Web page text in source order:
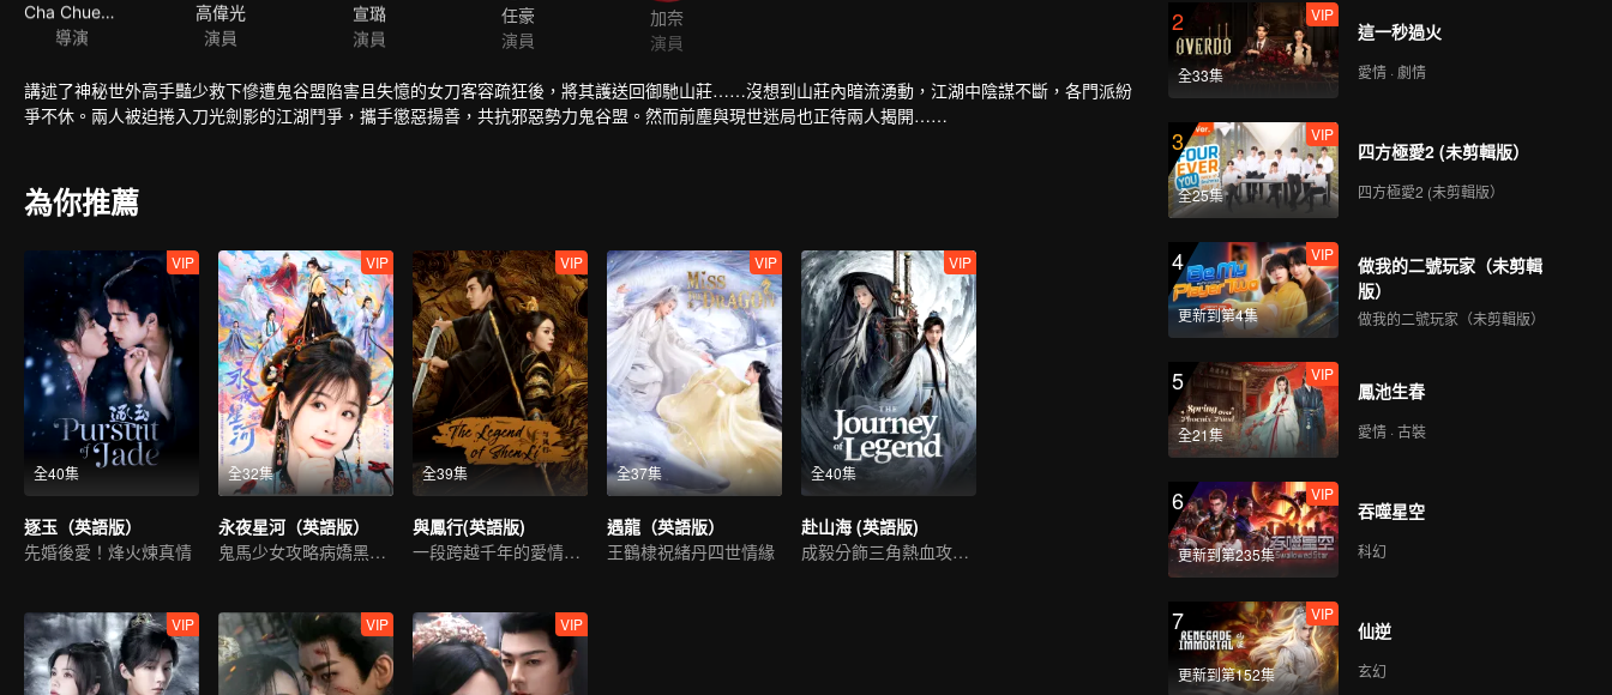
Cha Chuen Yee
導演
高偉光
演員
宣璐
演員
任豪
演員
加奈
演員
講述了神秘世外高手豔少救下慘遭鬼谷盟陷害且失憶的女刀客容疏狂後，將其護送回御馳山莊……沒想到山莊內暗流湧動，江湖中陰謀不斷，各門派紛
爭不休。兩人被迫捲入刀光劍影的江湖鬥爭，攜手懲惡揚善，共抗邪惡勢力鬼谷盟。然而前塵與現世迷局也正待兩人揭開……
為你推薦
全40集
VIP
逐玉（英語版）
先婚後愛！烽火煉真情
全32集
VIP
永夜星河（英語版）
鬼馬少女攻略病嬌黑蓮花
全39集
VIP
與鳳行(英語版)
一段跨越千年的愛情故事
全37集
VIP
遇龍（英語版）
王鶴棣祝緒丹四世情緣
全40集
VIP
赴山海 (英語版)
成毅分飾三角熱血攻略江湖
VIP VIP VIP
2
全33集
VIP
這一秒過火
愛情 · 劇情
3
全25集
VIP
四方極愛2 (未剪輯版）
四方極愛2 (未剪輯版）
4
更新到第4集
VIP
做我的二號玩家（未剪輯
版）
做我的二號玩家（未剪輯版）
5
全21集
VIP
鳳池生春
愛情 · 古裝
6
更新到第235集
VIP
吞噬星空
科幻
7
更新到第152集
VIP
仙逆
玄幻